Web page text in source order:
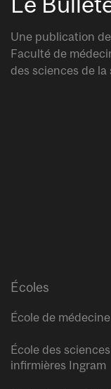
Une publication
Faculté de
des sciences de la
Écoles
École de médecine
École des sciences
infirmières Ingram